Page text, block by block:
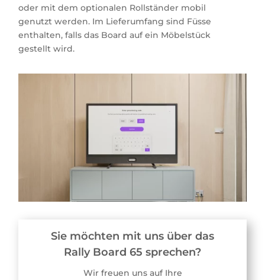
oder mit dem optionalen Rollständer mobil
genutzt werden. Im Lieferumfang sind Füsse
enthalten, falls das Board auf ein Möbelstück
gestellt wird.
Sie möchten mit uns über das
Rally Board 65 sprechen?
Wir freuen uns auf Ihre